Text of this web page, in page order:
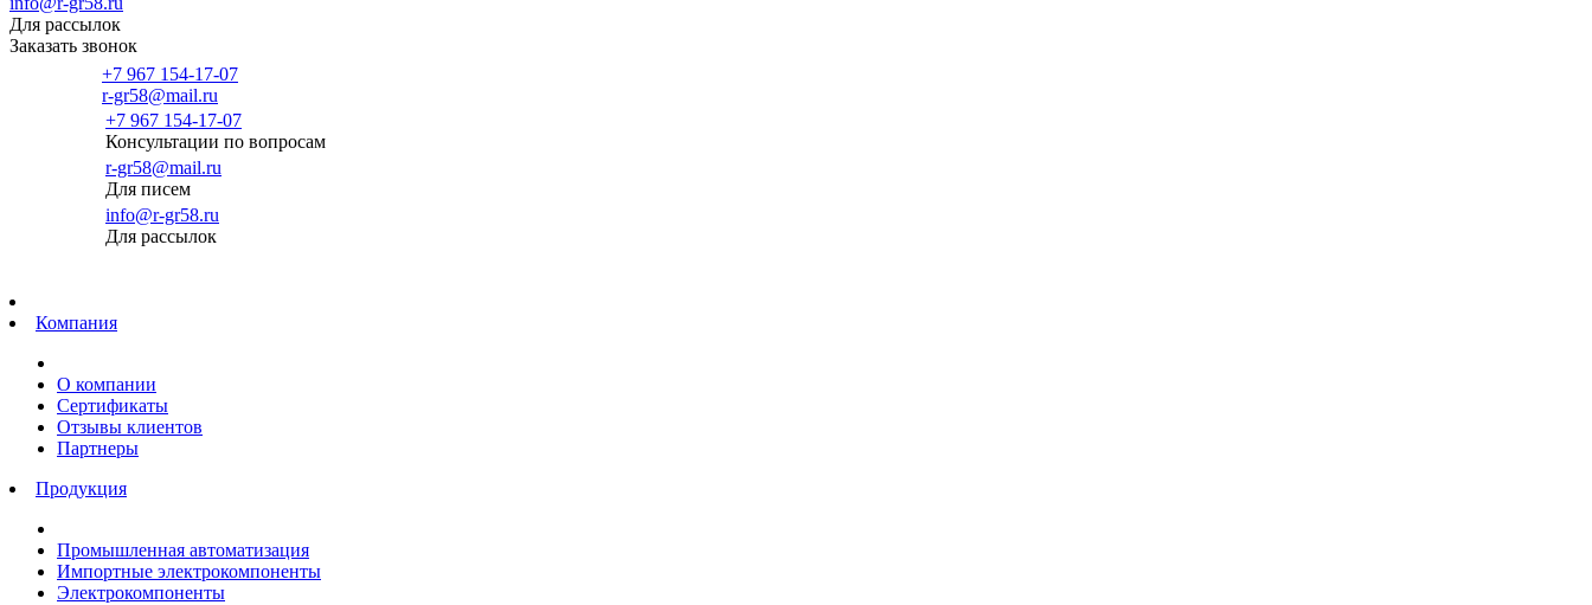
Для рассылок
Заказать звонок
+7 967 154-17-07
r-gr58@mail.ru
+7 967 154-17-07
Консультации по вопросам
r-gr58@mail.ru
Для писем
info@r-gr58.ru
Для рассылок
Компания
О компании
Сертификаты
Отзывы клиентов
Партнеры
Продукция
Промышленная автоматизация
Импортные электрокомпоненты
Электрокомпоненты